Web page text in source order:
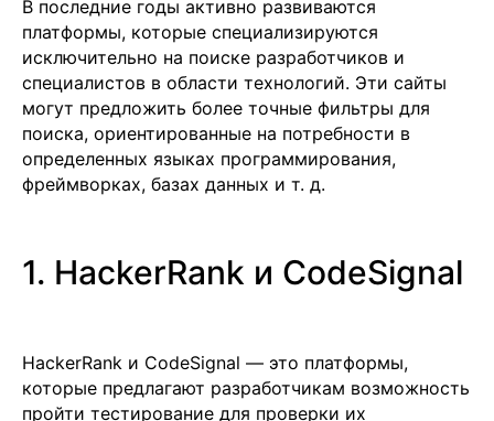
В последние годы активно развиваются
платформы, которые специализируются
исключительно на поиске разработчиков и
специалистов в области технологий. Эти сайты
могут предложить более точные фильтры для
поиска, ориентированные на потребности в
определенных языках программирования,
фреймворках, базах данных и т. д.
1. HackerRank и CodeSignal
HackerRank и CodeSignal — это платформы,
которые предлагают разработчикам возможность
пройти тестирование для проверки их